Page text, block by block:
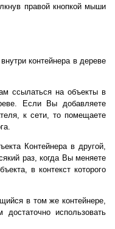
правой кнопкой мыши
контейнера в дереве
ссылаться на объекты в
Если Вы добавляете
к сети, то помещаете
Контейнера в другой,
раз, когда Вы меняете
в контекст которого
в том же контейнере,
использовать